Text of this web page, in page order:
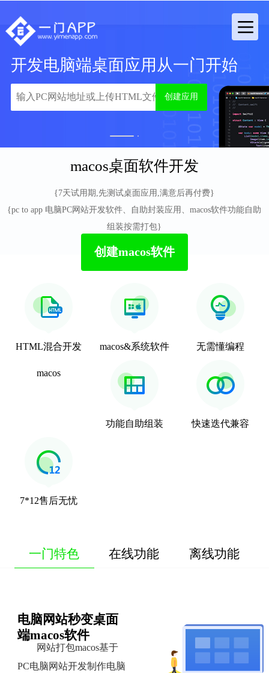
开发电脑端桌面应用从一门开始
创建应用
macos桌面软件开发
{7天试用期,先测试桌面应用,满意后再付费}
{pc to app 电脑PC网站开发软件、自助封装应用、macos软件功能自助
组装按需打包}
创建macos软件
HTML混合开发
macos
macos&系统软件 无需懂编程
功能自助组装 快速迭代兼容
7*12售后无忧
一门特色 在线功能 离线功能
电脑网站秒变桌面
端macos软件
网站打包macos基于
PC电脑网站开发制作电脑